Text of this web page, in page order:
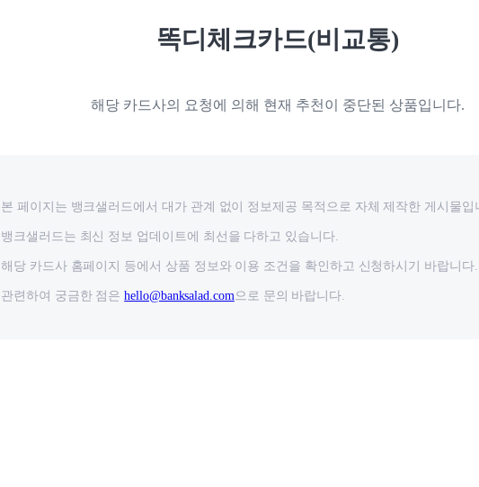
똑디체크카드(비교통)
해당 카드사의 요청에 의해 현재 추천이 중단된 상품입니다.
본 페이지는 뱅크샐러드에서 대가 관계 없이 정보제공 목적으로 자체 제작한 게시물입
뱅크샐러드는 최신 정보 업데이트에 최선을 다하고 있습니다.
해당 카드사 홈페이지 등에서 상품 정보와 이용 조건을 확인하고 신청하시기 바랍니다.
관련하여 궁금한 점은 hello@banksalad.com 으로 문의 바랍니다.